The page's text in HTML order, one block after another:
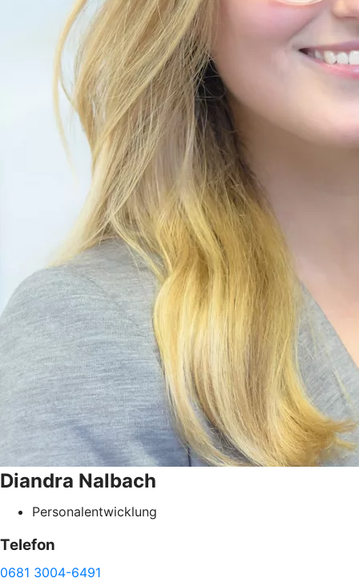
Diandra Nalbach
Personalentwicklung
Telefon
0681 3004-6491